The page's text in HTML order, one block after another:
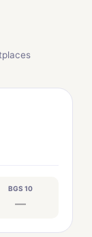
BGS 10
—